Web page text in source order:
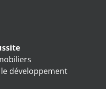
développement